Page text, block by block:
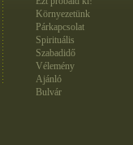
Környezetünk
Párkapcsolat
Spirituális
Szabadidő
Vélemény
Ajánló
Bulvár